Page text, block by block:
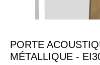
PORTE
MÉTALLIQUE -